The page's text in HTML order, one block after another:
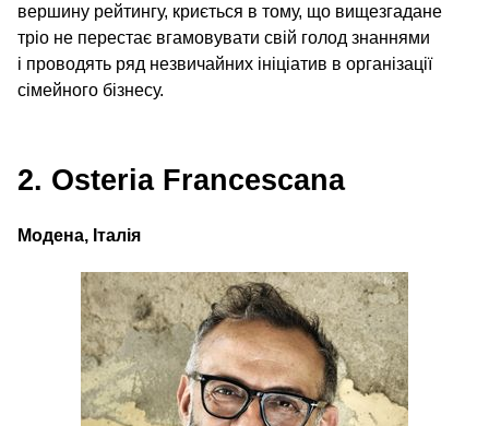
вершину рейтингу, криється в тому, що вищезгадане
тріо не перестає вгамовувати свій голод знаннями
і проводять ряд незвичайних ініціатив в організації
сімейного бізнесу.
2. Osteria Francescana
Модена, Італія